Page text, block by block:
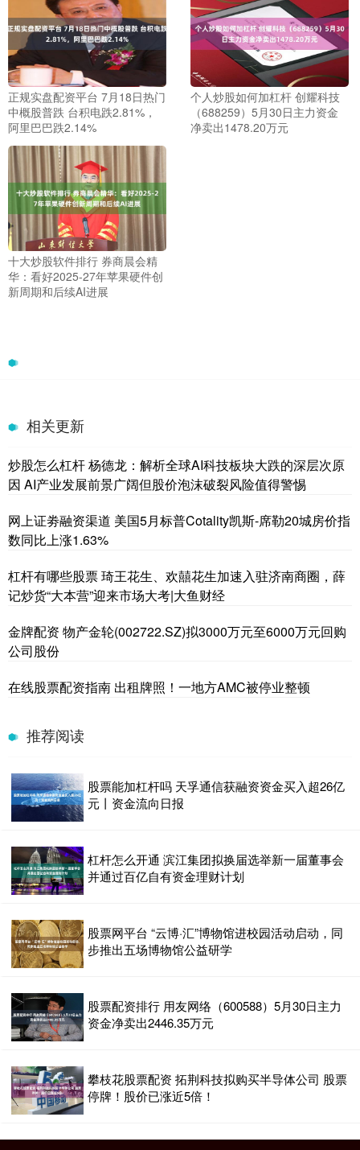
正规实盘配资平台 7月18日热门
中概股普跌 台积电跌2.81%，
阿里巴巴跌2.14%
个人炒股如何加杠杆 创耀科技
（688259）5月30日主力资金
净卖出1478.20万元
十大炒股软件排行 券商晨会精
华：看好2025-27年苹果硬件创
新周期和后续AI进展
相关更新
炒股怎么杠杆 杨德龙：解析全球AI科技板块大跌的深层次原
因 AI产业发展前景广阔但股价泡沫破裂风险值得警惕
网上证劵融资渠道 美国5月标普Cotality凯斯-席勒20城房价指
数同比上涨1.63%
杠杆有哪些股票 琦王花生、欢囍花生加速入驻济南商圈，薛
记炒货“大本营”迎来市场大考|大鱼财经
金牌配资 物产金轮(002722.SZ)拟3000万元至6000万元回购
公司股份
在线股票配资指南 出租牌照！一地方AMC被停业整顿
推荐阅读
股票能加杠杆吗 天孚通信获融资资金买入超26亿
元丨资金流向日报
杠杆怎么开通 滨江集团拟换届选举新一届董事会
并通过百亿自有资金理财计划
股票网平台 “云博·汇”博物馆进校园活动启动，同
步推出五场博物馆公益研学
股票配资排行 用友网络（600588）5月30日主力
资金净卖出2446.35万元
攀枝花股票配资 拓荆科技拟购买半导体公司 股票
停牌！股价已涨近5倍！